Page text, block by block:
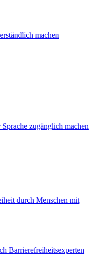
machen
zugänglich machen
durch Menschen mit
Barrierefreiheitsexperten